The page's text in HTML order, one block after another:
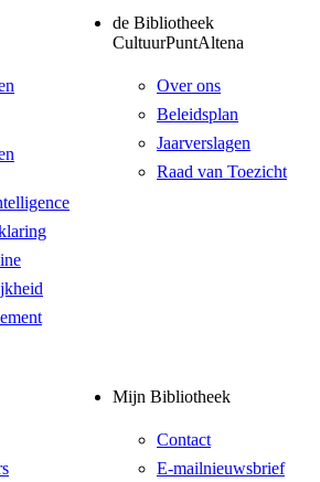
de Bibliotheek
CultuurPuntAltena
Over ons
Beleidsplan
Jaarverslagen
Raad van Toezicht
Mijn Bibliotheek
Contact
E-mailnieuwsbrief